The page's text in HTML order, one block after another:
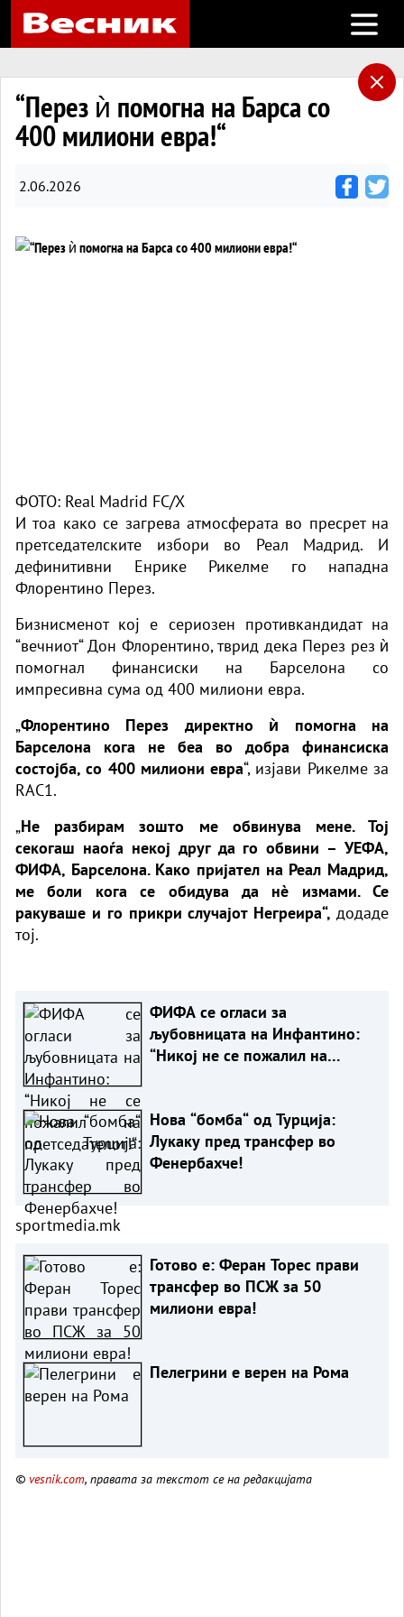
Open
“Перез ѝ помогна на Барса со
400 милиони евра!“
2.06.2026
ФОТО: Real Madrid FC/X
И тоа како се загрева атмосферата во пресрет на
претседателските избори во Реал Мадрид. И
дефинитивни Енрике Рикелме го нападна
Флорентино Перез.
Бизнисменот кој е сериозен противкандидат на
“вечниот“ Дон Флорентино, тврид дека Перез рез ѝ
помогнал финансиски на Барселона со
импресивна сума од 400 милиони евра.
„Флорентино Перез директно ѝ помогна на
Барселона кога не беа во добра финансиска
состојба, со 400 милиони евра“, изјави Рикелме за
RAC1.
„Не разбирам зошто ме обвинува мене. Тој
секогаш наоѓа некој друг да го обвини – УЕФА,
ФИФА, Барселона. Како пријател на Реал Мадрид,
ме боли кога се обидува да нè измами. Се
ракуваше и го прикри случајот Негреира“, додаде
тој.
ФИФА се огласи за
љубовницата на Инфантино:
“Никој не се пожалил на
Нова “бомба“ од Турција:
Лукаку пред трансфер во
Фенербахче!
sportmedia.mk
Готово е: Феран Торес прави
трансфер во ПСЖ за 50
милиони евра!
Пелегрини е верен на Рома
© vesnik.com, правата за текстот се на редакцијата